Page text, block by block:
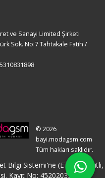
ve Sanayi Limited Şirketi
Sok. No:7 Tahtakale Fatih /
© 2026
bayi.modagsm.com
Tüm hakları saklıdır.
Bilgi Sistemi'ne (ETBİS) kayıtlı,
Kayıt No: 4520203358